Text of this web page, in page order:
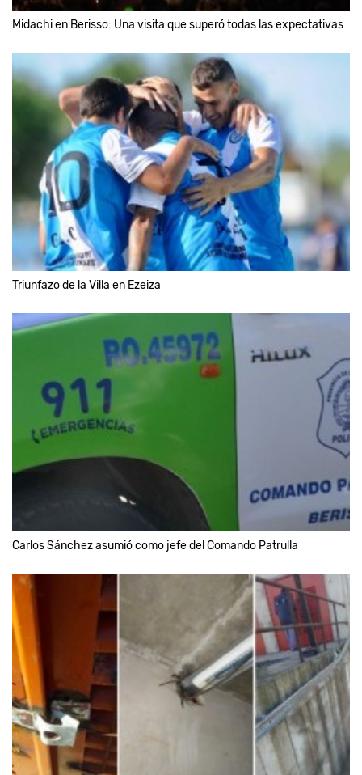
Midachi en Berisso: Una visita que superó todas las expectativas
Triunfazo de la Villa en Ezeiza
Carlos Sánchez asumió como jefe del Comando Patrulla